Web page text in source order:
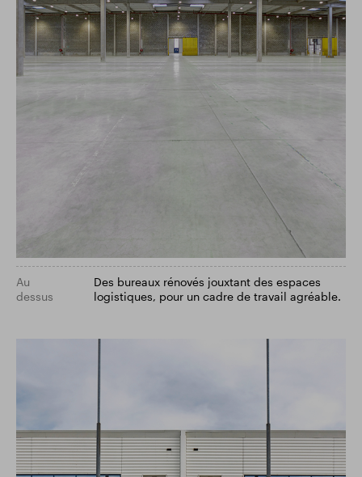
Au
dessus
Des bureaux rénovés jouxtant des espaces
logistiques, pour un cadre de travail agréable.